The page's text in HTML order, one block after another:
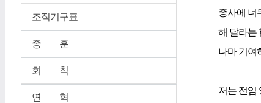
조직기구표
종 훈
회 칙
연 혁
종사에 너
해 달라는
나마 기여
저는 전임